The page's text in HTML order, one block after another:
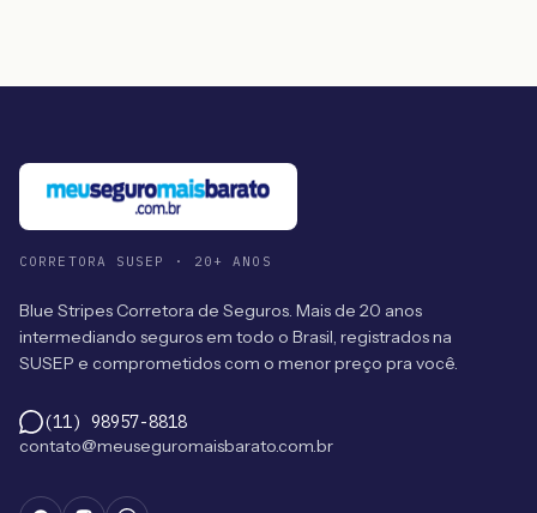
CORRETORA SUSEP · 20+ ANOS
Blue Stripes Corretora de Seguros. Mais de 20 anos
intermediando seguros em todo o Brasil, registrados na
SUSEP e comprometidos com o menor preço pra você.
(11) 98957-8818
contato@meuseguromaisbarato.com.br